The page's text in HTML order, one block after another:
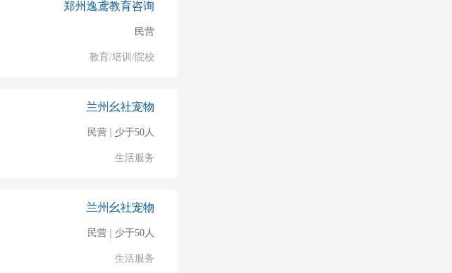
郑州逸鸢教育咨询
民营
教育/培训/院校
兰州幺社宠物
民营 | 少于50人
生活服务
兰州幺社宠物
民营 | 少于50人
生活服务